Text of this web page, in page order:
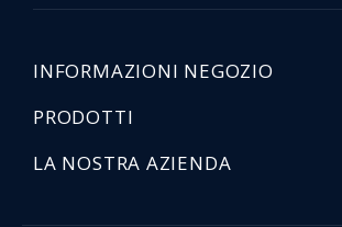
INFORMAZIONI NEGOZIO
PRODOTTI
LA NOSTRA AZIENDA